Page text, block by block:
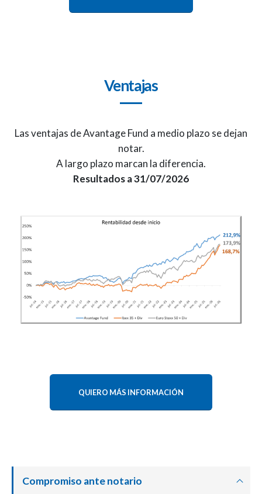
Ventajas
Las ventajas de Avantage Fund a medio plazo se dejan
notar.
A largo plazo marcan la diferencia.
Resultados a 31/07/2026
QUIERO MÁS INFORMACIÓN
Compromiso ante notario